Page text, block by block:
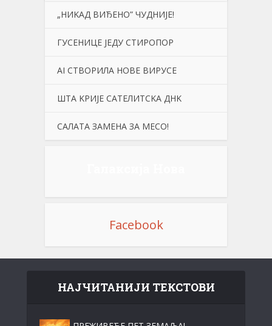
„НИKАД ВИЂЕНО” ЧУДНИЈЕ!
ГУСЕНИЦЕ ЈЕДУ СТИРОПОР
АI СТВОРИЛА НОВЕ ВИРУСЕ
ШТА KРИЈЕ САТЕЛИТСKА ДНK
САЛАТА ЗАМЕНА ЗА МЕСО!
Facebook
НАЈЧИТАНИЈИ ТЕКСТОВИ